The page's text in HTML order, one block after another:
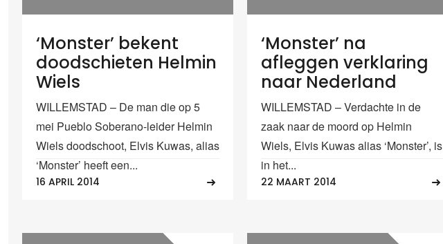
‘Monster’ bekent
doodschieten Helmin
Wiels
WILLEMSTAD – De man die op 5
mei Pueblo Soberano-leider Helmin
Wiels doodschoot, Elvis Kuwas, alias
‘Monster’ heeft een...
16 APRIL 2014
‘Monster’ na
afleggen verklaring
naar Nederland
WILLEMSTAD – Verdachte in de
zaak naar de moord op Helmin
Wiels, Elvis Kuwas alias ‘Monster’, is
in het...
22 MAART 2014